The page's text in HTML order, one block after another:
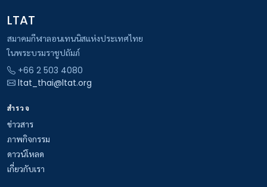
LTAT
สมาคมกีฬาลอนเทนนิสแห่งประเทศไทย
ในพระบรมราชูปถัมภ์
+66 2 503 4080
ltat_thai@ltat.org
สำรวจ
ข่าวสาร
ภาพกิจกรรม
ดาวน์โหลด
เกี่ยวกับเรา